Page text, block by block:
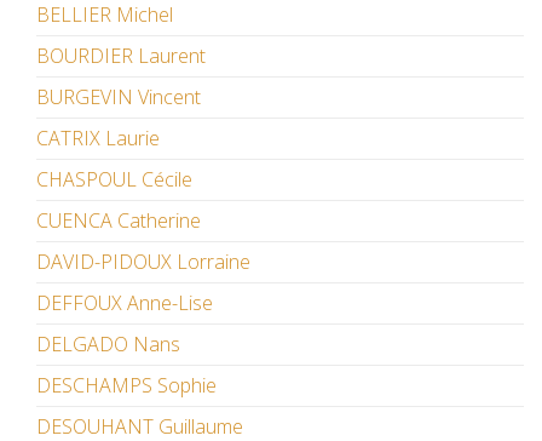
BELLIER Michel
BOURDIER Laurent
BURGEVIN Vincent
CATRIX Laurie
CHASPOUL Cécile
CUENCA Catherine
DAVID-PIDOUX Lorraine
DEFFOUX Anne-Lise
DELGADO Nans
DESCHAMPS Sophie
DESOUHANT Guillaume